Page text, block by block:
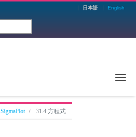
日本語 English
SigmaPlot 31.4 方程式